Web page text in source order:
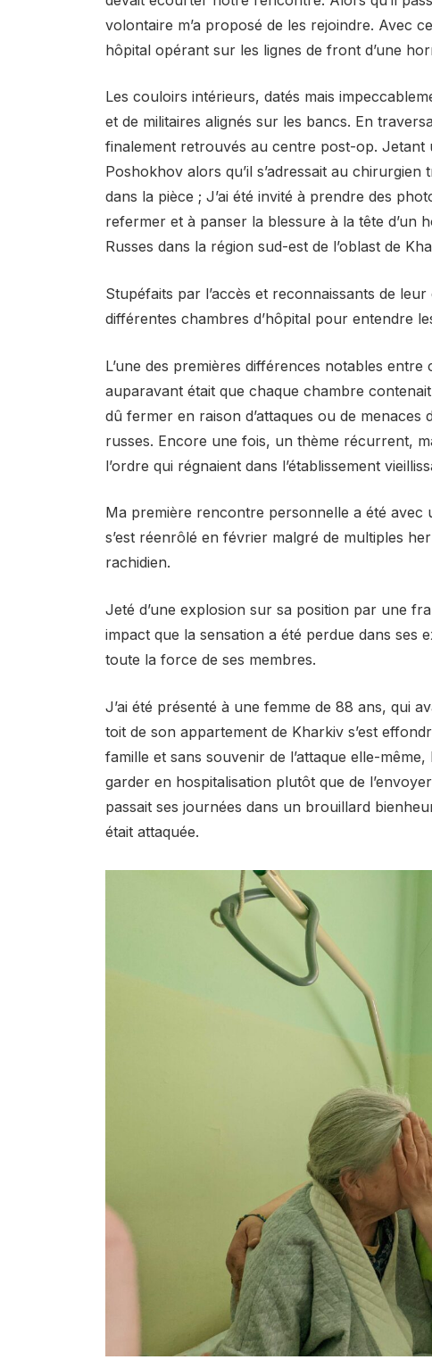
volontaire m’a proposé de les rejoindre. Avec
hôpital opérant sur les lignes de front d’une
Les couloirs intérieurs, datés mais
et de militaires alignés sur les bancs. En
finalement retrouvés au centre post-op. Jetant
Poshokhov alors qu’il s’adressait au
dans la pièce ; J’ai été invité à prendre des
refermer et à panser la blessure à la tête d’un
Russes dans la région sud-est de l’oblast de
Stupéfaits par l’accès et reconnaissants de
différentes chambres d’hôpital pour entendre
L’une des premières différences notables entre
auparavant était que chaque chambre
dû fermer en raison d’attaques ou de
russes. Encore une fois, un thème récurrent,
l’ordre qui régnaient dans l’établissement
Ma première rencontre personnelle a été avec
s’est réenrôlé en février malgré de multiples
rachidien.
Jeté d’une explosion sur sa position par une
impact que la sensation a été perdue dans ses
toute la force de ses membres.
J’ai été présenté à une femme de 88 ans, qui
toit de son appartement de Kharkiv s’est
famille et sans souvenir de l’attaque elle-
garder en hospitalisation plutôt que de
passait ses journées dans un brouillard
était attaquée.